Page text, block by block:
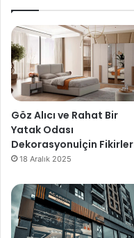
Göz Alıcı ve Rahat Bir
Yatak Odası
Dekorasyonuİçin Fikirler
18 Aralık 2025